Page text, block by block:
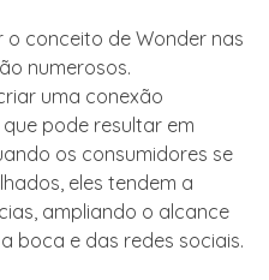
conceito de Wonder nas
numerosos.
uma conexão
pode resultar em
os consumidores se
eles tendem a
ampliando o alcance
boca e das redes sociais.